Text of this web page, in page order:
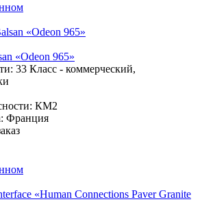
«Odeon 965»
33 Класс - коммерческий,
КМ2
Франция